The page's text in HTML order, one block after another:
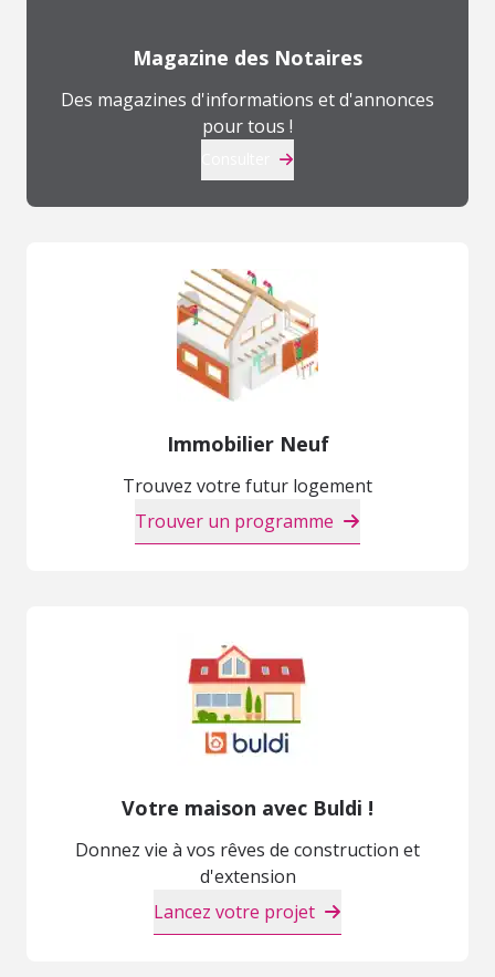
Magazine des Notaires
Des magazines d'informations et d'annonces
pour tous !
Immobilier Neuf
Trouvez votre futur logement
Trouver un programme
Votre maison avec Buldi !
Donnez vie à vos rêves de construction et
d'extension
Lancez votre projet